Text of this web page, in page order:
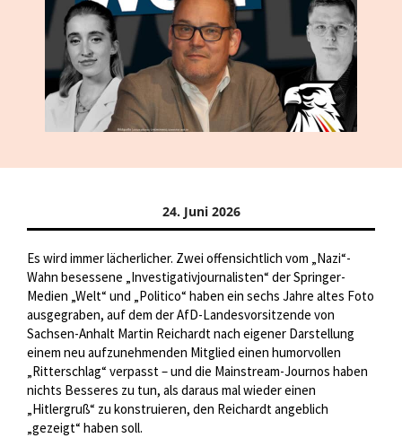
24. Juni 2026
Es wird immer lächerlicher. Zwei offensichtlich vom „Nazi“-
Wahn besessene „Investigativjournalisten“ der Springer-
Medien „Welt“ und „Politico“ haben ein sechs Jahre altes Foto
ausgegraben, auf dem der AfD-Landesvorsitzende von
Sachsen-Anhalt Martin Reichardt nach eigener Darstellung
einem neu aufzunehmenden Mitglied einen humorvollen
„Ritterschlag“ verpasst – und die Mainstream-Journos haben
nichts Besseres zu tun, als daraus mal wieder einen
„Hitlergruß“ zu konstruieren, den Reichardt angeblich
„gezeigt“ haben soll.